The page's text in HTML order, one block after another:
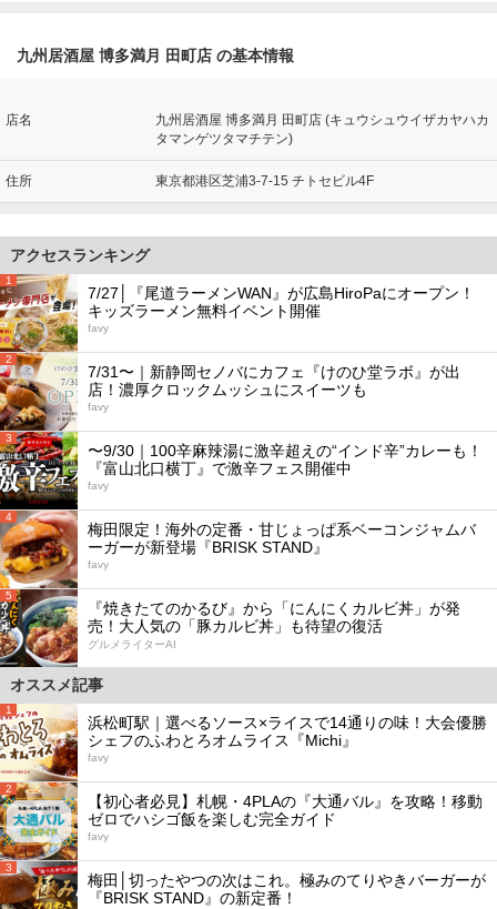
九州居酒屋 博多満月 田町店 の基本情報
店名
九州居酒屋 博多満月 田町店 (キュウシュウイザカヤハカ
タマンゲツタマチテン)
住所 東京都港区芝浦3-7-15 チトセビル4F
アクセスランキング
1
7/27│『尾道ラーメンWAN』が広島HiroPaにオープン！
キッズラーメン無料イベント開催
favy
2
7/31〜｜新静岡セノバにカフェ『けのひ堂ラボ』が出
店！濃厚クロックムッシュにスイーツも
favy
3
〜9/30｜100辛麻辣湯に激辛超えの“インド辛”カレーも！
『富山北口横丁』で激辛フェス開催中
favy
4
梅田限定！海外の定番・甘じょっぱ系ベーコンジャムバ
ーガーが新登場『BRISK STAND』
favy
5
『焼きたてのかるび』から「にんにくカルビ丼」が発
売！大人気の「豚カルビ丼」も待望の復活
グルメライターAI
オススメ記事
1
浜松町駅｜選べるソース×ライスで14通りの味！大会優勝
シェフのふわとろオムライス『Michi』
favy
2
【初心者必見】札幌・4PLAの『大通バル』を攻略！移動
ゼロでハシゴ飯を楽しむ完全ガイド
favy
3
梅田│切ったやつの次はこれ。極みのてりやきバーガーが
『BRISK STAND』の新定番！